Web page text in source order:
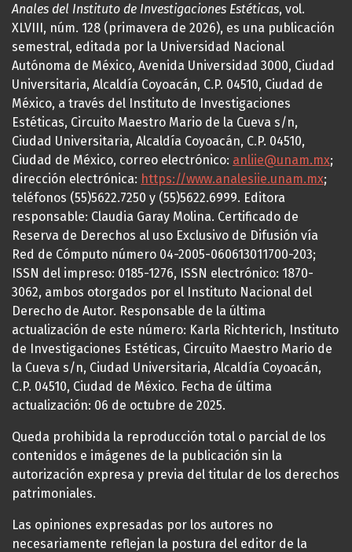
Anales del Instituto de Investigaciones Estéticas, vol.
XLVIII, núm. 128 (primavera de 2026), es una publicación
semestral, editada por la Universidad Nacional
Autónoma de México, Avenida Universidad 3000, Ciudad
Universitaria, Alcaldía Coyoacán, C.P. 04510, Ciudad de
México, a través del Instituto de Investigaciones
Estéticas, Circuito Maestro Mario de la Cueva s/n,
Ciudad Universitaria, Alcaldía Coyoacán, C.P. 04510,
Ciudad de México, correo electrónico: anliie@unam.mx;
dirección electrónica: https://www.analesiie.unam.mx;
teléfonos (55)5622.7250 y (55)5622.6999. Editora
responsable: Claudia Garay Molina. Certificado de
Reserva de Derechos al uso Exclusivo de Difusión vía
Red de Cómputo número 04-2005-060613011700-203;
ISSN del impreso: 0185-1276, ISSN electrónico: 1870-
3062, ambos otorgados por el Instituto Nacional del
Derecho de Autor. Responsable de la última
actualización de este número: Karla Richterich, Instituto
de Investigaciones Estéticas, Circuito Maestro Mario de
la Cueva s/n, Ciudad Universitaria, Alcaldía Coyoacán,
C.P. 04510, Ciudad de México. Fecha de última
actualización: 06 de octubre de 2025.
Queda prohibida la reproducción total o parcial de los
contenidos e imágenes de la publicación sin la
autorización expresa y previa del titular de los derechos
patrimoniales.
Las opiniones expresadas por los autores no
necesariamente reflejan la postura del editor de la